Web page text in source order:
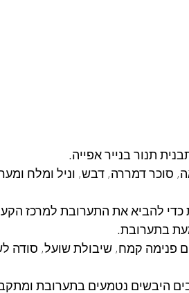
סוכר דמררה, דבש, וניל ומלח
להביא את התערובת למרכז
בתערובת.
פנימה קמח, שיבולת שועל, סודה
היבשים נטמעים בתערובת